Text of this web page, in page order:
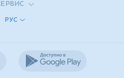
РУС